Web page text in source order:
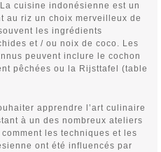
cuisine indonésienne est un
au riz un choix merveilleux de
les ingrédients
et / ou noix de coco. Les
peuvent inclure le cochon
pêchées ou la Rijsttafel (table
apprendre l’art culinaire
à un des nombreux ateliers
les techniques et les
ont été influencés par